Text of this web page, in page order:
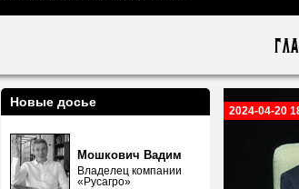
Новые досье
Мошкович Вадим
Владелец компании
«Русагро»
2024-04-20